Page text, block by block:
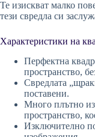
Те изискват малко
тези свредла си
Характеристики на
Перфектна
пространство,
Свредлата
поставени.
Много плътно
пространство,
Изключително